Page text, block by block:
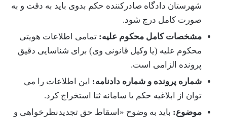
شهرستان دادگاه صادرکننده حکم بدوی باید به دقت و به
صورت کامل درج شود.
مشخصات کامل محکوم علیه: تمامی اطلاعات هویتی
محکوم علیه (یا وکیل قانونی وی) برای شناسایی دقیق
پرونده الزامی است.
شماره پرونده و شماره دادنامه: این اطلاعات را می
توان از ابلاغیه حکم یا سامانه ثنا استخراج کرد.
موضوع: باید به وضوح «اسقاط حق تجدیدنظرخواهی و